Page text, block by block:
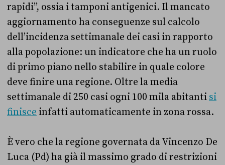
rapidi”, ossia i tamponi antigenici. Il mancato
aggiornamento ha conseguenze sul calcolo
dell’incidenza settimanale dei casi in rapporto
alla popolazione: un indicatore che ha un ruolo
di primo piano nello stabilire in quale colore
deve finire una regione. Oltre la media
settimanale di 250 casi ogni 100 mila abitanti si
finisce infatti automaticamente in zona rossa.
È vero che la regione governata da Vincenzo De
Luca (Pd) ha già il massimo grado di restrizioni